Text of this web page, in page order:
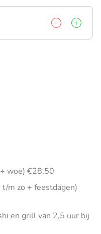
woe) €28,50
m zo + feestdagen)
en grill van 2,5 uur bij